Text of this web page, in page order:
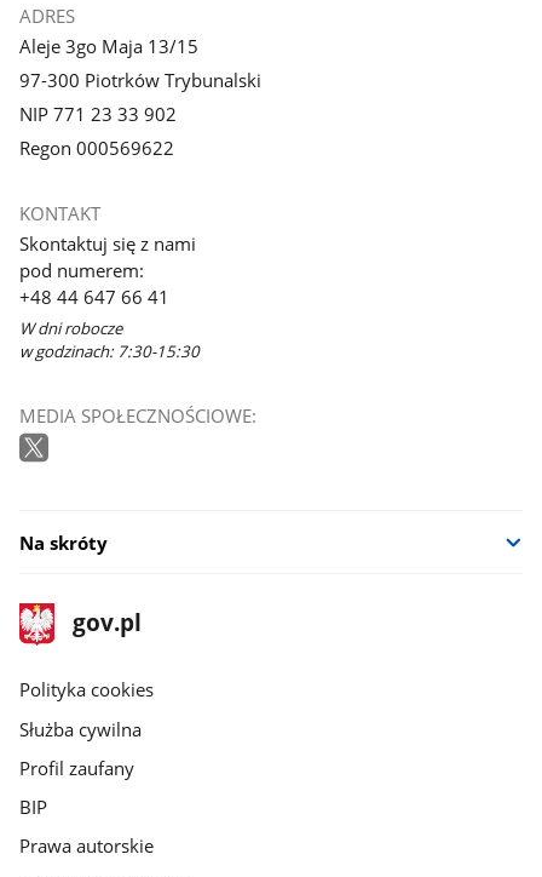
stopka
ADRES
Aleje 3go Maja 13/15
97-300 Piotrków Trybunalski
NIP 771 23 33 902
Regon 000569622
KONTAKT
Skontaktuj się z nami
pod numerem:
+48 44 647 66 41
W dni robocze
w godzinach: 7:30-15:30
MEDIA SPOŁECZNOŚCIOWE:
Na skróty
stopka
gov.pl
Strona
gov.pl
gov.pl
Polityka cookies
Służba cywilna
Profil zaufany
BIP
Prawa autorskie